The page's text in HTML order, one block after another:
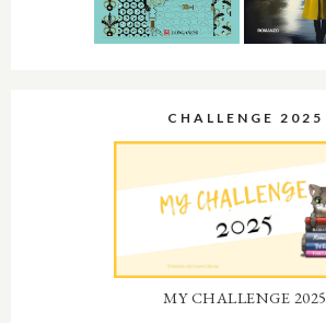
CHALLENGE 2025
MY CHALLENGE 2025